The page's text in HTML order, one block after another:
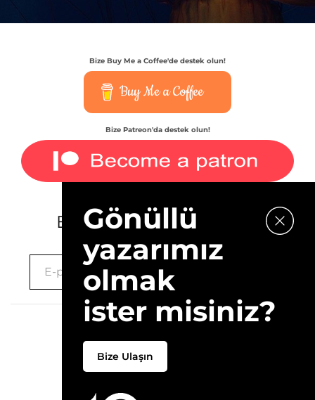
Bize Buy Me a Coffee'de destek olun!
Buy Me a Coffee
Bize Patreon'da destek olun!
E-bültenimize kaydolun.
Hakkımızda
Gönüllü
yazarımız
olmak
ister misiniz?
Bize Ulaşın